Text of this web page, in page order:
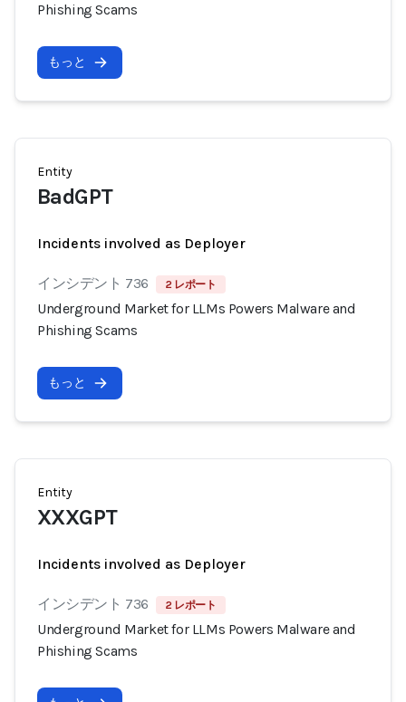
Phishing Scams
もっと
Entity
BadGPT
Incidents involved as Deployer
インシデント 736 2 レポート
Underground Market for LLMs Powers Malware and
Phishing Scams
もっと
Entity
XXXGPT
Incidents involved as Deployer
インシデント 736 2 レポート
Underground Market for LLMs Powers Malware and
Phishing Scams